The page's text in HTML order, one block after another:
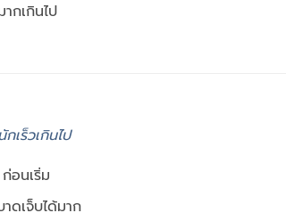
กเกินไป
เร็วเกินไป
อนเริ่ม
ดเจ็บได้มาก